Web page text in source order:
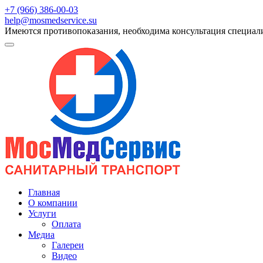
+7 (966) 386-00-03
help@mosmedservice.su
Имеются противопоказания, необходима консультация
Главная
О компании
Услуги
Оплата
Медиа
Галереи
Видео